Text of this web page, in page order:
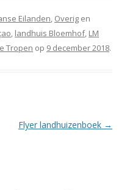
Eilanden, Overig en
, landhuis Bloemhof, LM
Tropen op 9 december 2018.
Flyer landhuizenboek →